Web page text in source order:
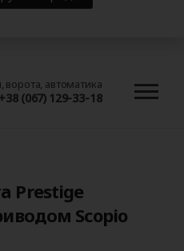
ворота, автоматика
+38 (067) 129-33-18
Prestige
Scopio